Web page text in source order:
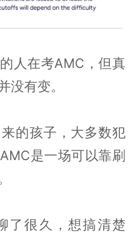
人在考AMC，但真
没有变。
的孩子，大多数犯
是一场可以靠刷
了很久，想搞清楚